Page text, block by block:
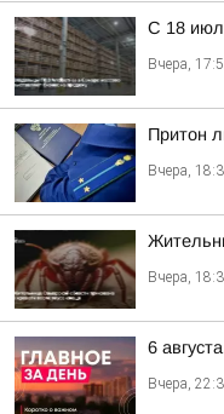
С 18
Вчера,
Притон
Вчера,
Вчера,
6
Вчера,